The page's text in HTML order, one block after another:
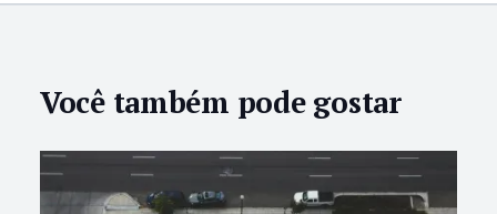
Você também pode gostar